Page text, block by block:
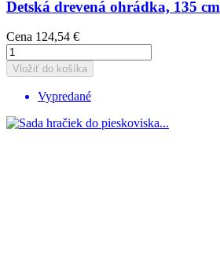
Detská drevená ohrádka, 135 cm
Cena 124,54 €
Vložiť do košíka
Vypredané